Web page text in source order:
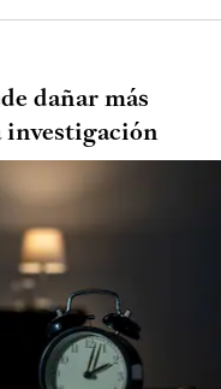
dañar más
investigación